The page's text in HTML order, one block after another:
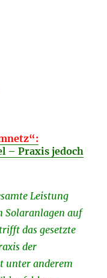
– Praxis jedoch
Leistung
Solaranlagen auf
das gesetzte
der
unter anderem